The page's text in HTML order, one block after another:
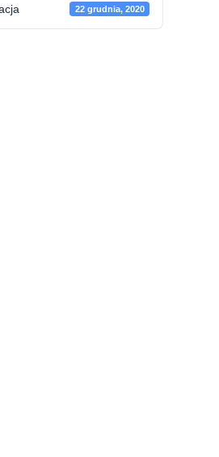
22 grudnia, 2020